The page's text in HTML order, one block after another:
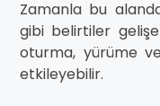
Zamanla bu alanda
gibi belirtiler
oturma, yürüme ve
etkileyebilir.